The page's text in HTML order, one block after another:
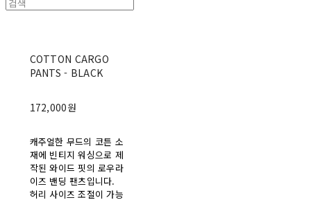
COTTON CARGO
PANTS - BLACK
172,000원
캐주얼한 무드의 코튼 소
재에 빈티지 워싱으로 제
작된 와이드 핏의 로우라
이즈 밴딩 팬츠입니다.
허리 사이즈 조절이 가능